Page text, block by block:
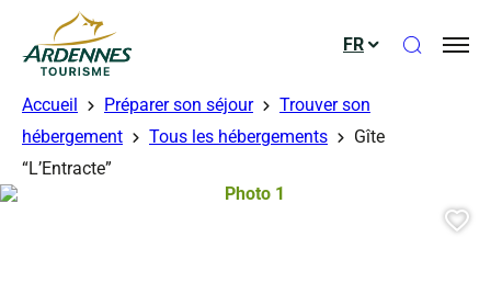
ADT des Ardennes
FR Ouvrir
Accueil Préparer son séjour
Trouver son
hébergement
Tous les hébergements
Gîte
“L’Entracte”
Photo 1, © Gérés – CléVacances 08